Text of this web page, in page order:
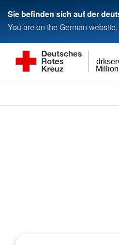
Sie befinden sich auf der
You are on the German